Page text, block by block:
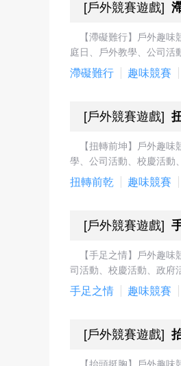
[戶外競賽遊戲]
【滯礙難行】戶外趣
庭日、戶外教學、公司活
滯礙難行 趣味競賽
[戶外競賽遊戲]
【扭轉前坤】戶外趣
學、公司活動、校慶活動
扭轉前乾 趣味競賽
[戶外競賽遊戲]
【手足之情】戶外趣
司活動、校慶活動、政府
手足之情 趣味競賽
[戶外競賽遊戲]